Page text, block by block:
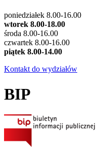
poniedziałek 8.00-16.00
wtorek 8.00-18.00
środa 8.00-16.00
czwartek 8.00-16.00
piątek 8.00-14.00
Kontakt do wydziałów
BIP